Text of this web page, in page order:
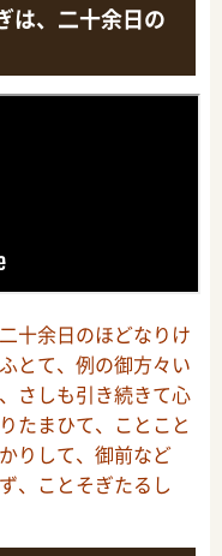
は、二十余日の
十余日のほどなりけ
とて、例の御方々い
さしも引き続きて心
たまひて、ことこと
りして、御前など
、ことそぎたるし